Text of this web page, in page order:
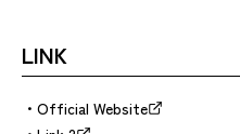
LINK
Official Website